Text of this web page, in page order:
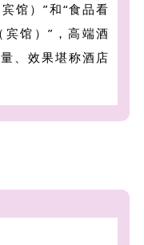
馆）”和“食品看
宾馆）”，高端酒
、效果堪称酒店